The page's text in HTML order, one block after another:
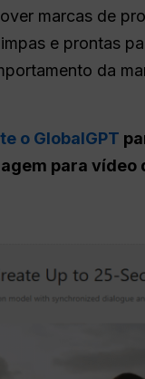
marcas de
e prontas
da
o GlobalGPT
para vídeo